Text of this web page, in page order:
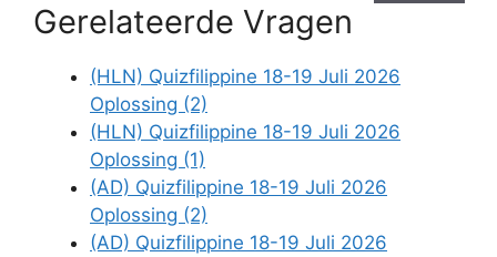
Gerelateerde Vragen
(HLN) Quizfilippine 18-19 Juli 2026
Oplossing (2)
(HLN) Quizfilippine 18-19 Juli 2026
Oplossing (1)
(AD) Quizfilippine 18-19 Juli 2026
Oplossing (2)
(AD) Quizfilippine 18-19 Juli 2026